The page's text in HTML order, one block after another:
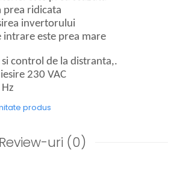
prea ridicata
invertorului
intrare este prea mare
control de la distranta,.
230 VAC
produs
Review-uri (0)